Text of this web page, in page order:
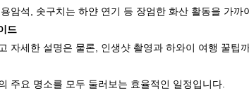
암석, 솟구치는 하얀 연기 등 장엄한 화산 활동을 가까
드
자세한 설명은 물론, 인생샷 촬영과 하와이 여행 꿀팁
주요 명소를 모두 둘러보는 효율적인 일정입니다.